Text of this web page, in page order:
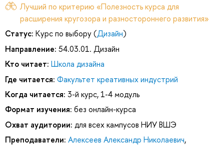
Лучший по критерию «Полезность курса для
расширения кругозора и разностороннего развития»
Статус: Курс по выбору (Дизайн)
Направление: 54.03.01. Дизайн
Кто читает: Школа дизайна
Где читается: Факультет креативных индустрий
Когда читается: 3-й курс, 1-4 модуль
Формат изучения: без онлайн-курса
Охват аудитории: для всех кампусов НИУ ВШЭ
Преподаватели: Алексеев Александр Николаевич,